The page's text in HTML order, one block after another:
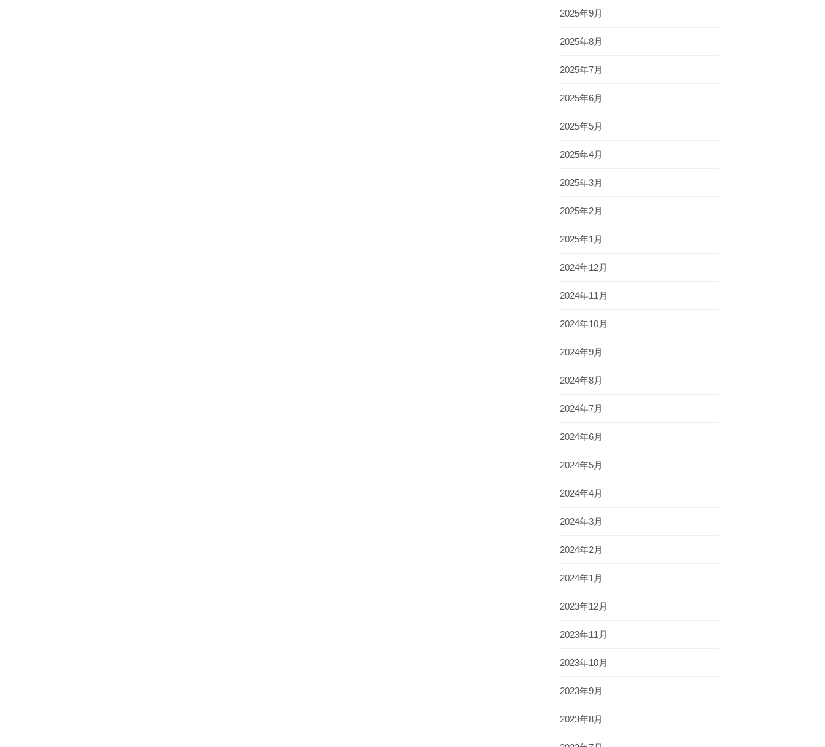
2025年9月
2025年8月
2025年7月
2025年6月
2025年5月
2025年4月
2025年3月
2025年2月
2025年1月
2024年12月
2024年11月
2024年10月
2024年9月
2024年8月
2024年7月
2024年6月
2024年5月
2024年4月
2024年3月
2024年2月
2024年1月
2023年12月
2023年11月
2023年10月
2023年9月
2023年8月